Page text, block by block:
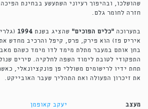
שהושלכו, ובהיפוך רעיוני השתעשע בבחינת
חזרה לחומר גלם.
בתערוכה "כלים הפוכים" שהציג בשנת 1994
איריס פז) הוא פירק, פרס, קיפל והרכיב מחדש
בחן אותם במעבר מתלת מימד לדו מימד כשהם
התפקודי לטובת לימוד השפה לחלקיה. סירים
תחת ידיו לרישומים משוללי פן פונקציונאלי,
את זיכרון הפעולה ואת התהליך שעבר האובייקט.
מעצב יעקב קאופמן